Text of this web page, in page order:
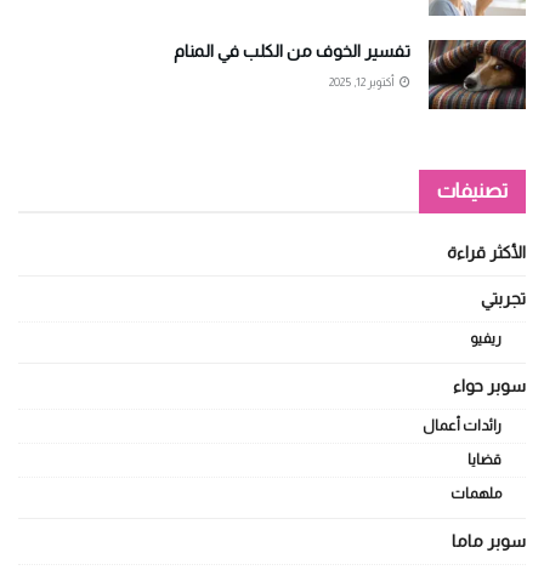
تفسير الخوف من الكلب في المنام
أكتوبر 12, 2025
تصنيفات
الأكثر قراءة
تجربتي
ريفيو
سوبر حواء
رائدات أعمال
قضايا
ملهمات
سوبر ماما